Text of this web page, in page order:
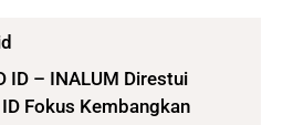
ID – INALUM Direstui
Fokus Kembangkan